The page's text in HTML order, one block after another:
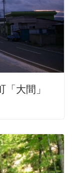
大間」